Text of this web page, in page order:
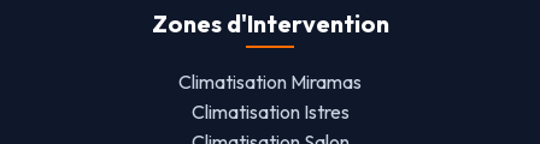
Zones d'Intervention
Climatisation Miramas
Climatisation Istres